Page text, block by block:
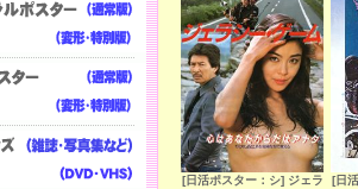
[日活ポスター：シ] ジェラ
[日